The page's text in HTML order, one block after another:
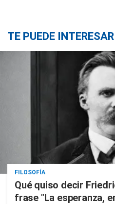
TE PUEDE INTERESAR
FILOSOFÍA
Qué quiso decir
frase "La esperanza,